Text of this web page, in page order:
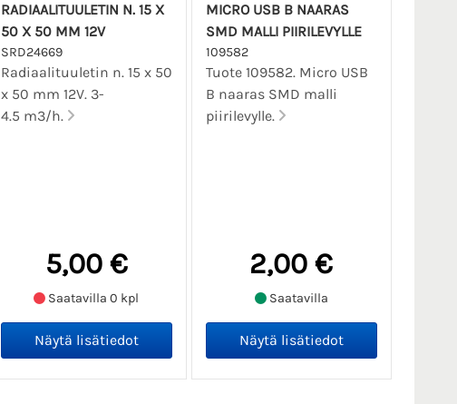
RADIAALITUULETIN N. 15 X
50 X 50 MM 12V
SRD24669
Radiaalituuletin n. 15 x 50
x 50 mm 12V. 3-
4.5 m3/h.
5,00 €
Saatavilla 0 kpl
MICRO USB B NAARAS
SMD MALLI PIIRILEVYLLE
109582
Tuote 109582. Micro USB
B naaras SMD malli
piirilevylle.
2,00 €
Saatavilla